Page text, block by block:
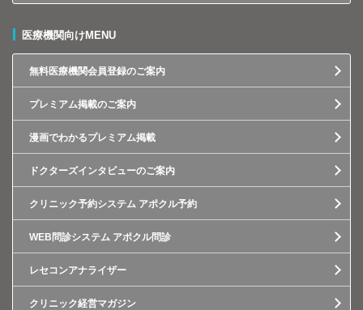
医療機関向けMENU
無料医療機関会員登録のご案内
プレミアム掲載のご案内
漫画でわかるプレミアム掲載
ドクターズインタビューのご案内
クリニック予約システム アポクル予約
WEB問診システム アポクル問診
レセコンアナライザー
クリニック経営マガジン